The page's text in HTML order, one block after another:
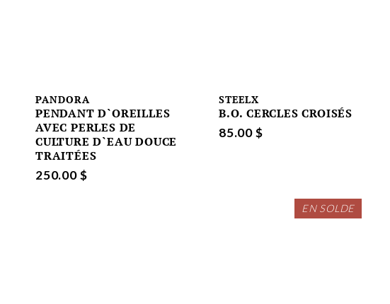
PANDORA
PENDANT D`OREILLES
AVEC PERLES DE
CULTURE D`EAU DOUCE
TRAITÉES
250.00 $
STEELX
B.O. CERCLES CROISÉS
85.00 $
EN SOLDE